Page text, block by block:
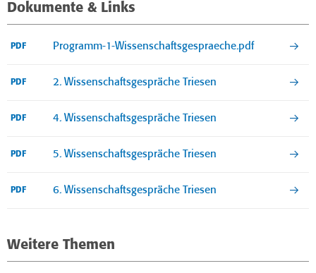
Dokumente & Links
PDF Programm-1-Wissenschaftsgespraeche.pdf
PDF 2. Wissenschaftsgespräche Triesen
PDF 4. Wissenschaftsgespräche Triesen
PDF 5. Wissenschaftsgespräche Triesen
PDF 6. Wissenschaftsgespräche Triesen
Weitere Themen